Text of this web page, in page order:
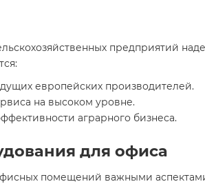
предприятий
европейских производителей.
на высоком уровне.
аграрного бизнеса.
для офиса
помещений важными